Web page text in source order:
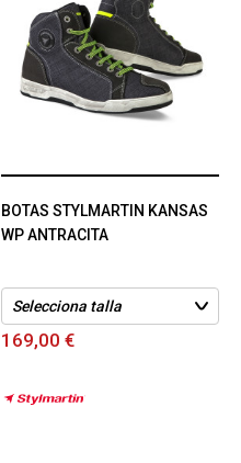
BOTAS STYLMARTIN KANSAS
WP ANTRACITA
169,00 €